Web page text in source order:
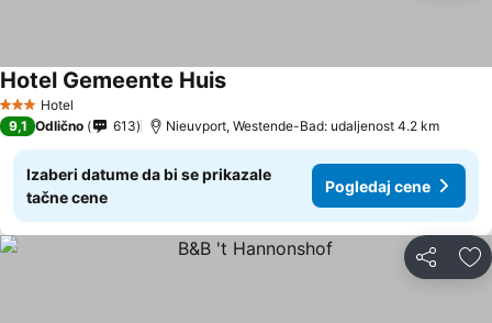
3 Zvezdice
Hotel
Hotel Gemeente Huis
9,1 Odlično 613 Nieuvport, Westende-Bad: udaljenost 4.2 km
Izaberi datume da bi se prikazale
tačne cene
Pogledaj cene
Deli